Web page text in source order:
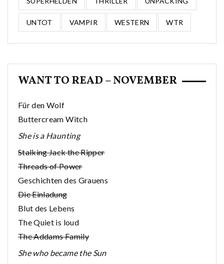
UNTOT VAMPIR WESTERN WTR
WANT TO READ – NOVEMBER
Für den Wolf
Buttercream Witch
She is a Haunting
Stalking Jack the Ripper
Threads of Power
Geschichten des Grauens
Die Einladung
Blut des Lebens
The Quiet is loud
The Addams Family
She who became the Sun